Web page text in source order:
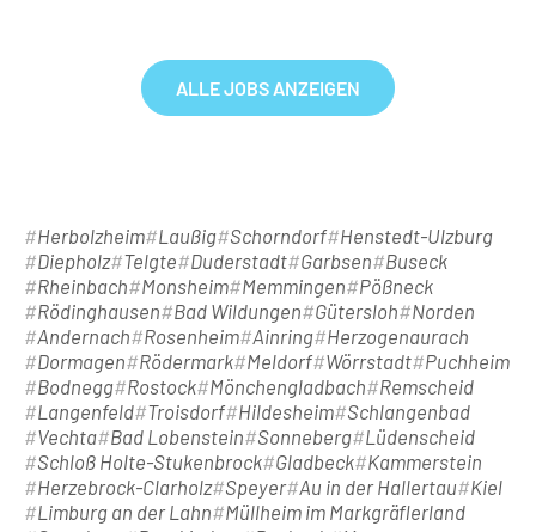
ALLE JOBS ANZEIGEN
Herbolzheim Laußig Schorndorf Henstedt-Ulzburg
Diepholz Telgte Duderstadt Garbsen
Buseck
Rheinbach
Monsheim Memmingen
Pößneck
Rödinghausen
Bad Wildungen Gütersloh
Norden
Andernach
Rosenheim Ainring Herzogenaurach
Dormagen
Rödermark Meldorf Wörrstadt Puchheim
Bodnegg Rostock Mönchengladbach
Remscheid
Langenfeld Troisdorf Hildesheim Schlangenbad
Vechta Bad Lobenstein Sonneberg Lüdenscheid
Schloß Holte-Stukenbrock Gladbeck Kammerstein
Herzebrock-Clarholz Speyer Au in der Hallertau
Kiel
Limburg an der Lahn
Müllheim im Markgräflerland